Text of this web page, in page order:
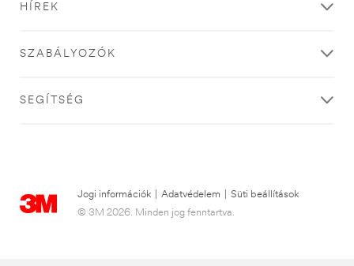
HÍREK
SZABÁLYOZÓK
SEGÍTSÉG
Jogi információk Adatvédelem
Süti beállítások
© 3M 2026. Minden jog fenntartva.